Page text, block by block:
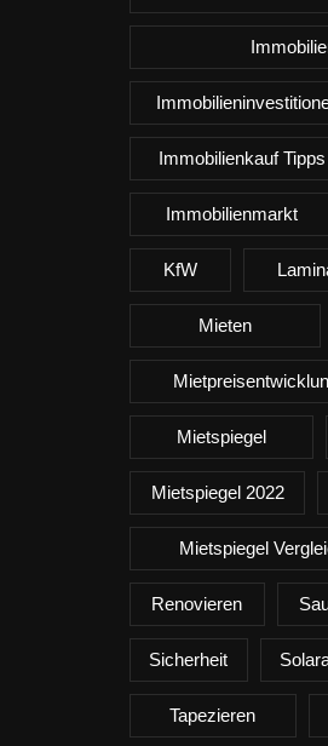
Immobilienkauf Tipps
Immobilienmarkt
KfW
Mieten
Mietspiegel
Mietspiegel 2022
Mietspiegel
Renovieren
Sicherheit
Tapezieren